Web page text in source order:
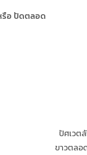
รือ ปัดตลอด
ลักษณนั้น
อดหางห